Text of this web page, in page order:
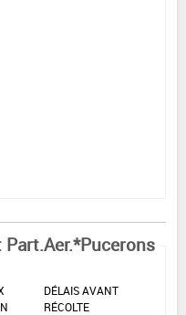
DÉLAIS AVANT
RÉCOLTE